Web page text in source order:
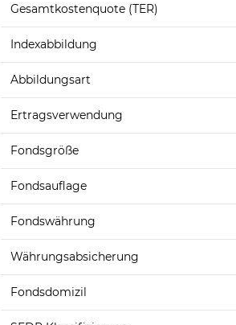
Gesamt­kosten­quote (TER)
Index­abbildung
Abbildungs­art
Ertrags­verwendung
Fonds­größe
Fonds­auflage
Fonds­währung
Währungsabsicherung
Fondsdomizil